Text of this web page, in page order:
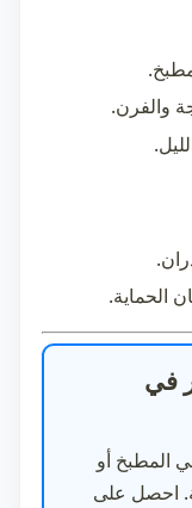
والفرن.
الحماية.
في
المطبخ أو
احصل على